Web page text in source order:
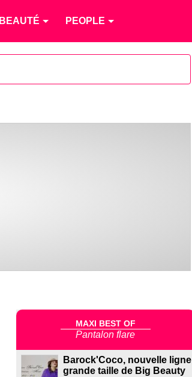
BEAUTÉ PEOPLE
MAXI BEST OF
Pantalon flare
Barock'Coco, nouvelle ligne
grande taille de Big Beauty